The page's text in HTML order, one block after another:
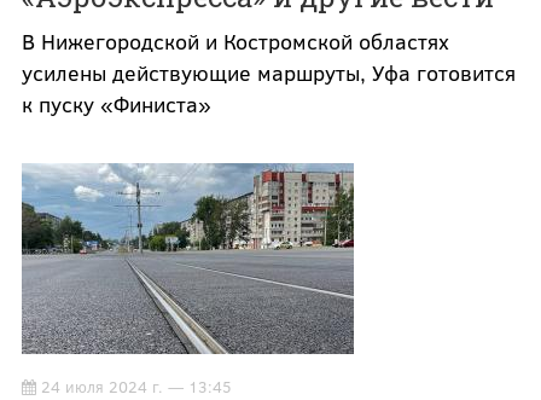
В Нижегородской и Костромской областях
усилены действующие маршруты, Уфа готовится
к пуску «Финиста»
24 июля 2024 г. — 13:45